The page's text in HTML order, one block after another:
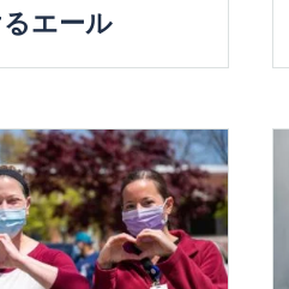
エール